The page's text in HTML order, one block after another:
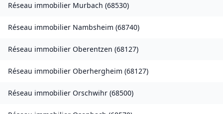
Réseau immobilier Murbach (68530)
Réseau immobilier Nambsheim (68740)
Réseau immobilier Oberentzen (68127)
Réseau immobilier Oberhergheim (68127)
Réseau immobilier Orschwihr (68500)